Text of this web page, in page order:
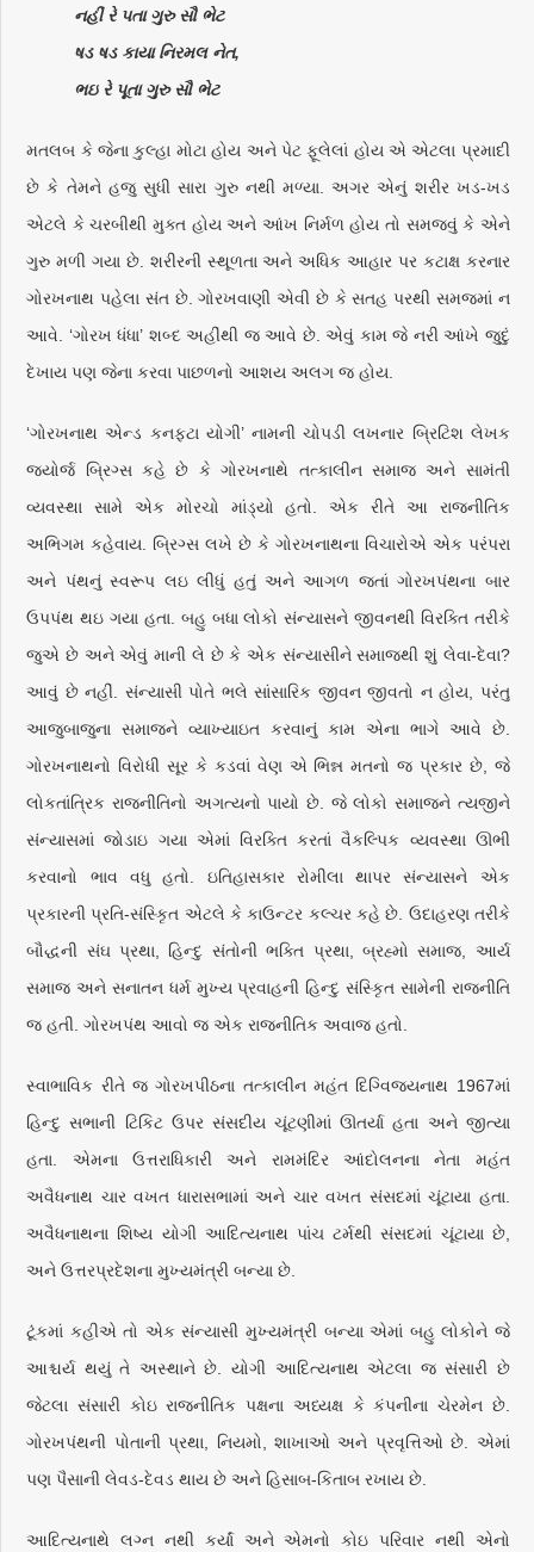
નહીં રે પતા ગુરુ સૌ ભેટ
ષડ ષડ કાયા નિરમલ નેત,
ભઇ રે પૂતા ગુરુ સૌ ભેટ
મતલબ કે જેના કુલ્હા મોટા હોય અને પેટ ફૂલેલાં હોય એ એટલા પ્રમાદી
છે કે તેમને હજુ સુધી સારા ગુરુ નથી મળ્યા. અગર એનું શરીર ખડ-ખડ
એટલે કે ચરબીથી મુક્ત હોય અને આંખ નિર્મળ હોય તો સમજવું કે એને
ગુરુ મળી ગયા છે. શરીરની સ્થૂળતા અને અધિક આહાર પર કટાક્ષ કરનાર
ગોરખનાથ પહેલા સંત છે. ગોરખવાણી એવી છે કે સતહ પરથી સમજમાં ન
આવે. ‘ગોરખ ધંધા’ શબ્દ અહીંથી જ આવે છે. એવું કામ જે નરી આંખે જુદું
દેખાય પણ જેના કરવા પાછળનો આશય અલગ જ હોય.
‘ગોરખનાથ એન્ડ કનફટા યોગી’ નામની ચોપડી લખનાર બ્રિટિશ લેખક
જ્યોર્જ બ્રિગ્સ કહે છે કે ગોરખનાથે તત્કાલીન સમાજ અને સામંતી
વ્યવસ્થા સામે એક મોરચો માંડ્યો હતો. એક રીતે આ રાજનીતિક
અભિગમ કહેવાય. બ્રિગ્સ લખે છે કે ગોરખનાથના વિચારોએ એક પરંપરા
અને પંથનું સ્વરૂપ લઇ લીધું હતું અને આગળ જતાં ગોરખપંથના બાર
ઉપપંથ થઇ ગયા હતા. બહુ બધા લોકો સંન્યાસને જીવનથી વિરક્તિ તરીકે
જુએ છે અને એવું માની લે છે કે એક સંન્યાસીને સમાજથી શું લેવા-દેવા?
આવું છે નહીં. સંન્યાસી પોતે ભલે સાંસારિક જીવન જીવતો ન હોય, પરંતુ
આજુબાજુના સમાજને વ્યાખ્યાઇત કરવાનું કામ એના ભાગે આવે છે.
ગોરખનાથનો વિરોધી સૂર કે કડવાં વેણ એ ભિન્ન મતનો જ પ્રકાર છે, જે
લોકતાંત્રિક રાજનીતિનો અગત્યનો પાયો છે. જે લોકો સમાજને ત્યજીને
સંન્યાસમાં જોડાઇ ગયા એમાં વિરક્તિ કરતાં વૈકલ્પિક વ્યવસ્થા ઊભી
કરવાનો ભાવ વધુ હતો. ઇતિહાસકાર રોમીલા થાપર સંન્યાસને એક
પ્રકારની પ્રતિ-સંસ્કૃિત એટલે કે કાઉન્ટર કલ્ચર કહે છે. ઉદાહરણ તરીકે
બૌદ્ધની સંઘ પ્રથા, હિન્દુ સંતોની ભક્તિ પ્રથા, બ્રહ્મો સમાજ, આર્ય
સમાજ અને સનાતન ધર્મ મુખ્ય પ્રવાહની હિન્દુ સંસ્કૃિત સામેની રાજનીતિ
જ હતી. ગોરખપંથ આવો જ એક રાજનીતિક અવાજ હતો.
સ્વાભાવિક રીતે જ ગોરખપીઠના તત્કાલીન મહંત દિગ્વિજયનાથ 1967માં
હિન્દુ સભાની ટિકિટ ઉપર સંસદીય ચૂંટણીમાં ઊતર્યા હતા અને જીત્યા
હતા. એમના ઉત્તરાધિકારી અને રામમંદિર આંદોલનના નેતા મહંત
અવૈધનાથ ચાર વખત ધારાસભામાં અને ચાર વખત સંસદમાં ચૂંટાયા હતા.
અવૈધનાથના શિષ્ય યોગી આદિત્યનાથ પાંચ ટર્મથી સંસદમાં ચૂંટાયા છે,
અને ઉત્તરપ્રદેશના મુખ્યમંત્રી બન્યા છે.
ટૂંકમાં કહીએ તો એક સંન્યાસી મુખ્યમંત્રી બન્યા એમાં બહુ લોકોને જે
આશ્ચર્ય થયું તે અસ્થાને છે. યોગી આદિત્યનાથ એટલા જ સંસારી છે
જેટલા સંસારી કોઇ રાજનીતિક પક્ષના અધ્યક્ષ કે કંપનીના ચેરમેન છે.
ગોરખપંથની પોતાની પ્રથા, નિયમો, શાખાઓ અને પ્રવૃત્તિઓ છે. એમાં
પણ પૈસાની લેવડ-દેવડ થાય છે અને હિસાબ-કિતાબ રખાય છે.
આદિત્યનાથે લગ્ન નથી કર્યાં અને એમનો કોઇ પરિવાર નથી એનો